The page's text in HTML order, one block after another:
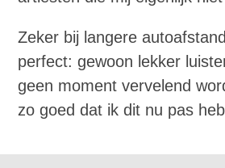
Zeker bij langere
perfect: gewoon lekker
geen moment vervelend
zo goed dat ik dit nu pas